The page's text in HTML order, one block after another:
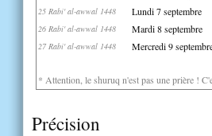
25 Rabi' al-awwal 1448 Lundi 7 septembre
26 Rabi' al-awwal 1448 Mardi 8 septembre
27 Rabi' al-awwal 1448 Mercredi 9
* Attention, le shuruq n'est pas une prière !
Précision